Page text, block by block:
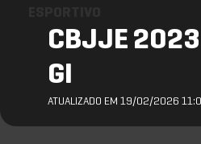
CBJJE
GI
ATUALIZADO EM 19/02/2026